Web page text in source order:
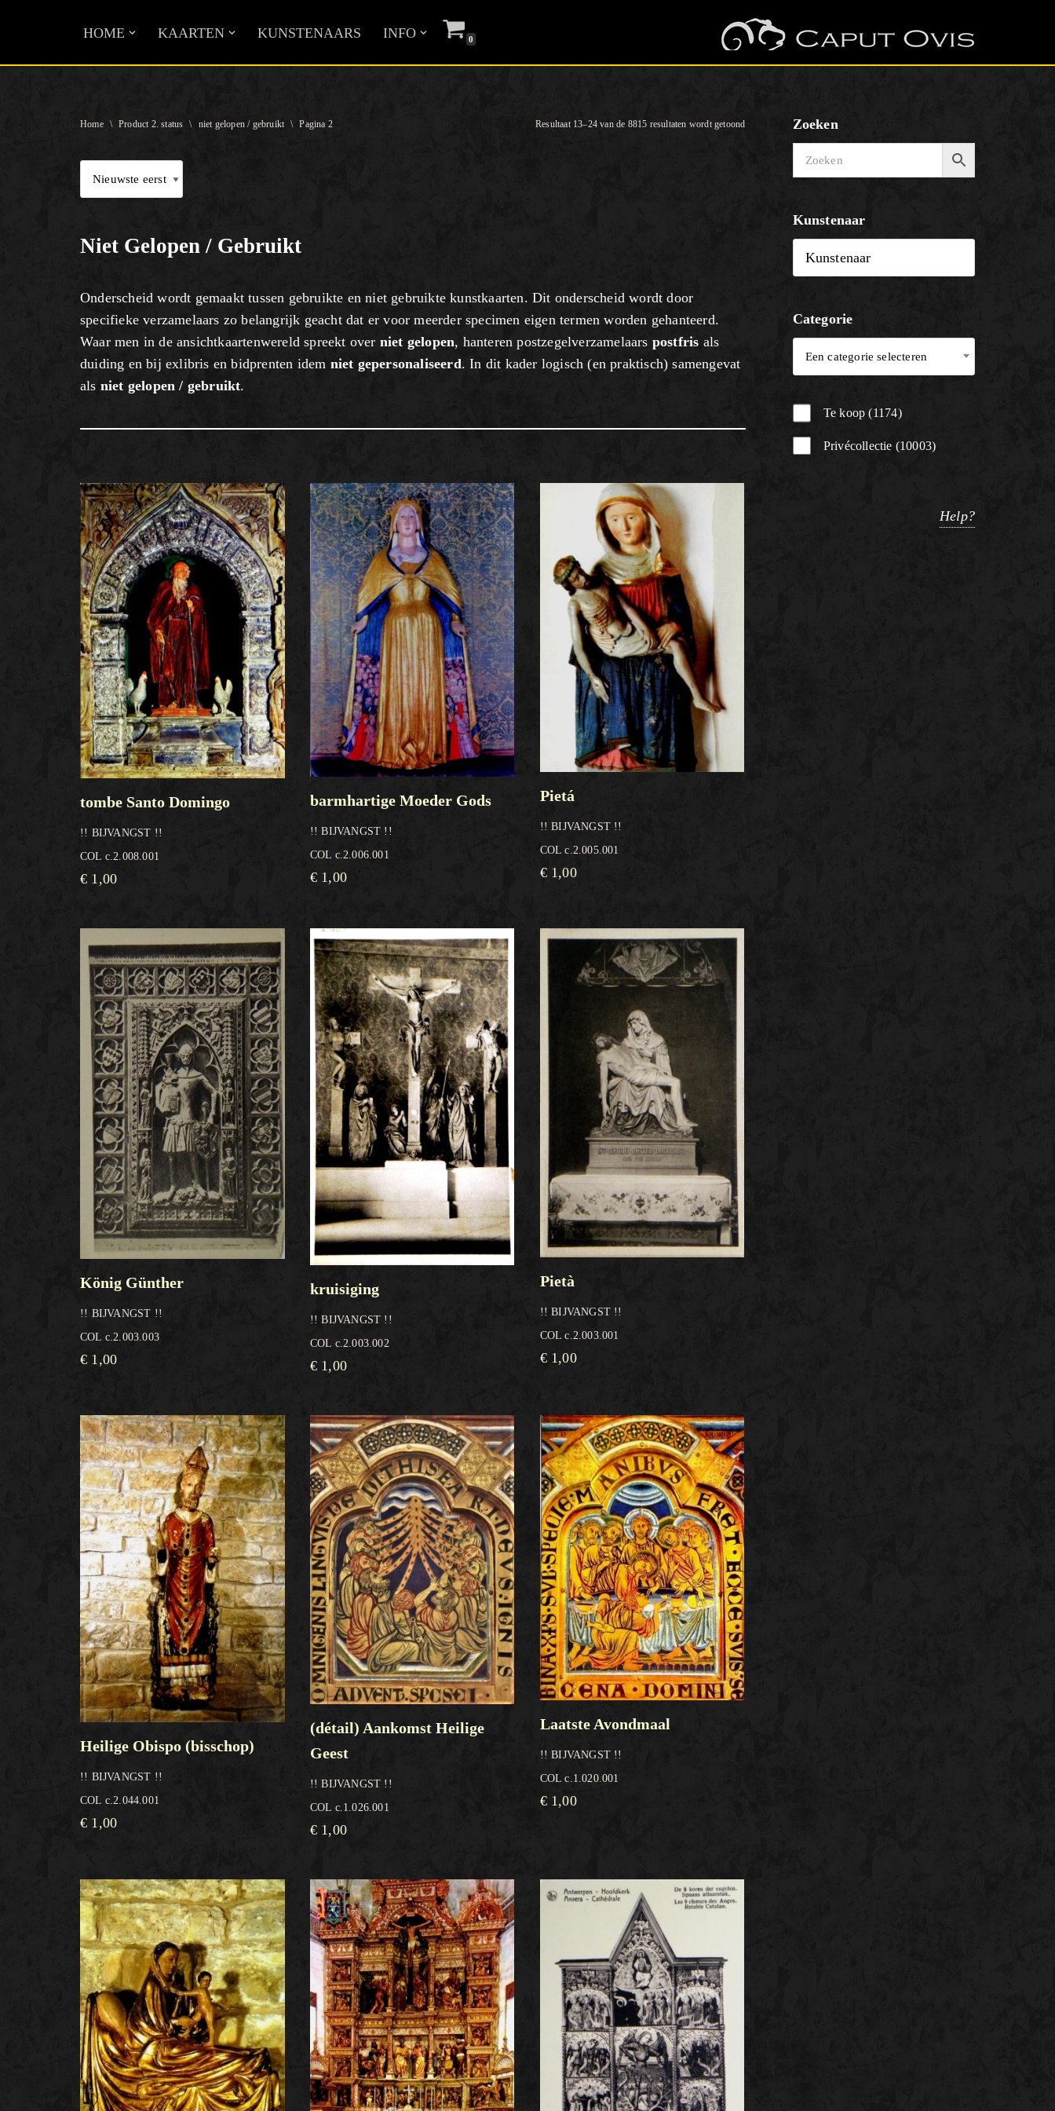
naar
HOME KAARTEN KUNSTENAARS INFO 0
Home \ Product 2. status \ niet gelopen / gebruikt \ Pagina 2 Resultaat 13–24 van de 8815 resultaten wordt getoond
Niet Gelopen / Gebruikt
Onderscheid wordt gemaakt tussen gebruikte en niet gebruikte kunstkaarten. Dit onderscheid wordt door
specifieke verzamelaars zo belangrijk geacht dat er voor meerder specimen eigen termen worden gehanteerd.
Waar men in de ansichtkaartenwereld spreekt over niet gelopen, hanteren postzegelverzamelaars postfris als
duiding en bij exlibris en bidprenten idem niet gepersonaliseerd. In dit kader logisch (en praktisch) samengevat
als niet gelopen / gebruikt.
tombe Santo Domingo
!! BIJVANGST !!
COL c.2.008.001
€ 1,00
barmhartige Moeder Gods
!! BIJVANGST !!
COL c.2.006.001
€ 1,00
Pietá
!! BIJVANGST !!
COL c.2.005.001
€1,00
König Günther
!! BIJVANGST !!
COL c.2.003.003
€ 1,00
kruisiging
!! BIJVANGST !!
COL c.2.003.002
€ 1,00
Pietà
!! BIJVANGST !!
COL c.2.003.001
€1,00
Heilige Obispo (bisschop)
!! BIJVANGST !!
COL c.2.044.001
€ 1,00
(détail) Aankomst Heilige
Geest
!! BIJVANGST !!
COL c.1.026.001
€ 1,00
Laatste Avondmaal
!! BIJVANGST !!
COL c.1.020.001
€1,00
Zoeken
Kunstenaar
Categorie
Een categorie selecteren
Te koop 1174
Privécollectie 10003
Help?